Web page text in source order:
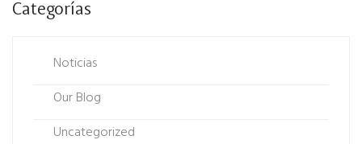
Categorías
Noticias
Our Blog
Uncategorized